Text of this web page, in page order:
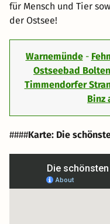
für Mensch und Tier
der Ostsee!
Warnemünde-
Ostseebad
Timmendorfer
Binz
####Karte: Die